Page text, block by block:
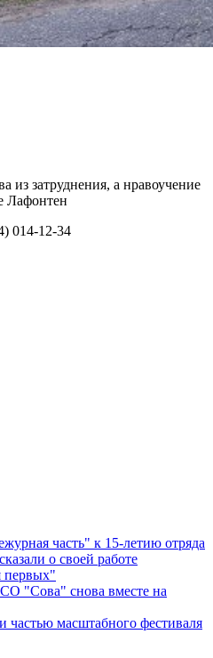
из затруднения, а нравоучение
Лафонтен
014-12-34
часть" к 15-летию отряда
о своей работе
первых"
"Сова" снова вместе на
частью масштабного фестиваля